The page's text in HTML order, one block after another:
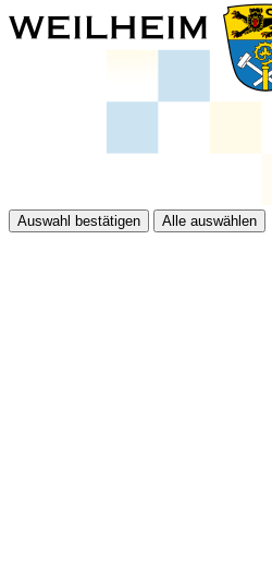
Auswahl bestätigen Alle auswählen